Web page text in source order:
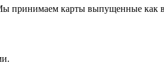
принимаем карты выпущенные как